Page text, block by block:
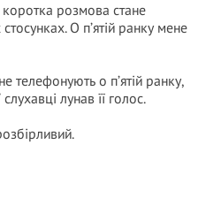
розмова стане
О п’ятій ранку мене
телефонують о п’ятій ранку,
лунав її голос.